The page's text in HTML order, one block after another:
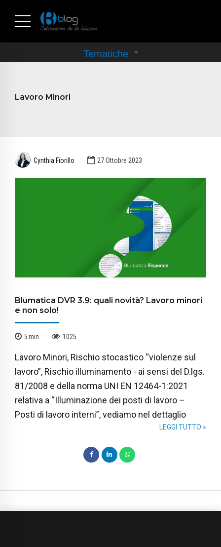
Lavoro Minori
Cynthia Fiorillo 27 Ottobre 2023
Blumatica DVR 3.9: quali novità? Lavoro minori
e non solo!
5min 1025
Lavoro Minori, Rischio stocastico “violenze sul
lavoro”, Rischio illuminamento - ai sensi del D.lgs.
81/2008 e della norma UNI EN 12464-1:2021
relativa a “Illuminazione dei posti di lavoro –
Posti di lavoro interni”, vediamo nel dettaglio
LEGGI TUTTO »